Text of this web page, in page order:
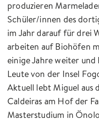
produzieren
Schüler/innen des
im Jahr darauf für drei
arbeiten auf Biohöfen
einige Jahre weiter
Leute von der Insel
Aktuell lebt Miguel aus
Caldeiras am Hof der
Masterstudium in